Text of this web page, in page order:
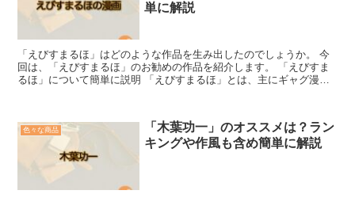
単に解説
「えびすまるほ」はどのような作品を生み出したのでしょうか。 今
回は、「えびすまるほ」のお勧めの作品を紹介します。 「えびすま
るほ」について簡単に説明 「えびすまるほ」とは、主にギャグ漫画
色々な商品
「木葉功一」のオススメは？ラン
キングや作風も含め簡単に解説